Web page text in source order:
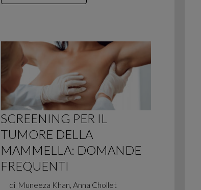
SCREENING PER IL
TUMORE DELLA
MAMMELLA: DOMANDE
FREQUENTI
di Muneeza Khan, Anna Chollet